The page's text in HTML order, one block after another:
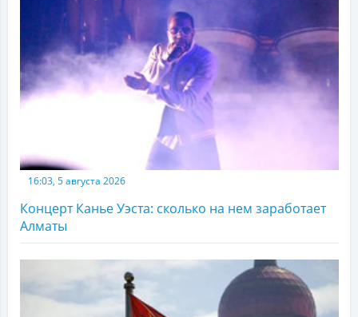
16:03, 5 августа 2026
Концерт Канье Уэста: сколько на нем заработает
Алматы